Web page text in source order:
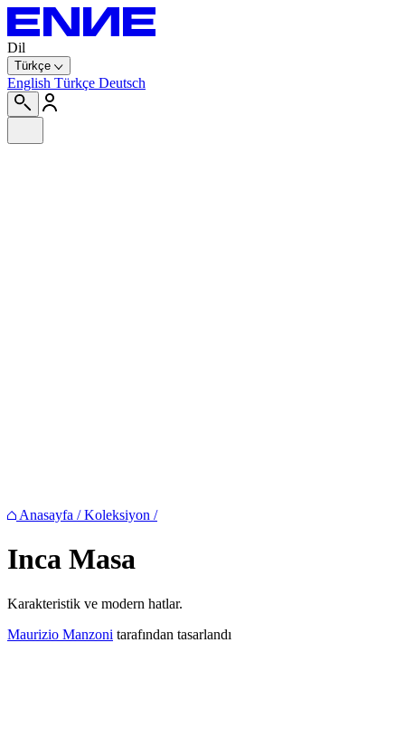
Dil
Türkçe
English Türkçe Deutsch
Anasayfa / Koleksiyon /
Inca Masa
Karakteristik ve modern hatlar.
Maurizio Manzoni tarafından tasarlandı